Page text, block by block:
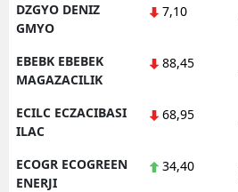
DZGYO DENIZ
GMYO
7,10
EBEBK EBEBEK
MAGAZACILIK
88,45
ECILC ECZACIBASI
ILAC
68,95
ECOGR ECOGREEN
ENERJI
34,40